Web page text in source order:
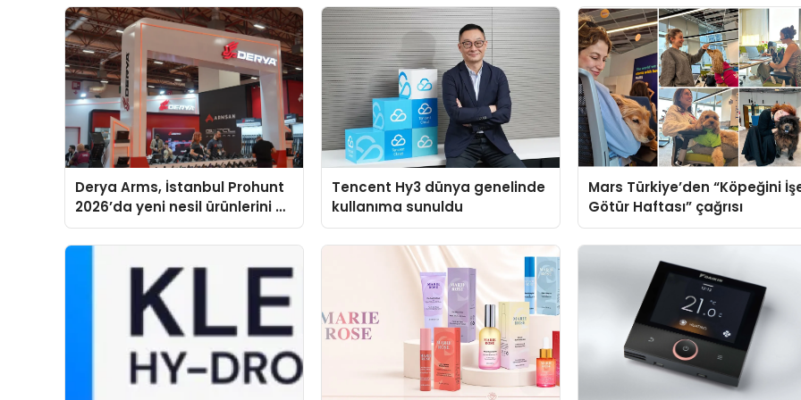
Derya Arms, İstanbul Prohunt
2026’da yeni nesil ürünlerini ve
global marka vizyonunu
sergiledi
Tencent Hy3 dünya genelinde
kullanıma sunuldu
Mars Türkiye’den “Köpeğini
Götür Haftası” çağrısı